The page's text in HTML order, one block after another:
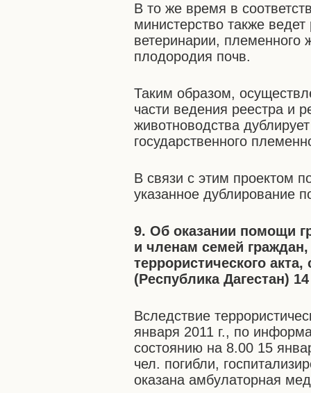
В то же время в
министерство также
ветеринарии, племенного
плодородия почв.
Таким образом,
части ведения реестра и
животноводства
государственного
В связи с этим проектом
указанное дублирование
9. Об оказании помощи
и членам семей
террористического
(Республика Дагестан)
Вследствие
января 2011 г., по
состоянию на 8.00 15
чел. погибли,
оказана амбулаторная